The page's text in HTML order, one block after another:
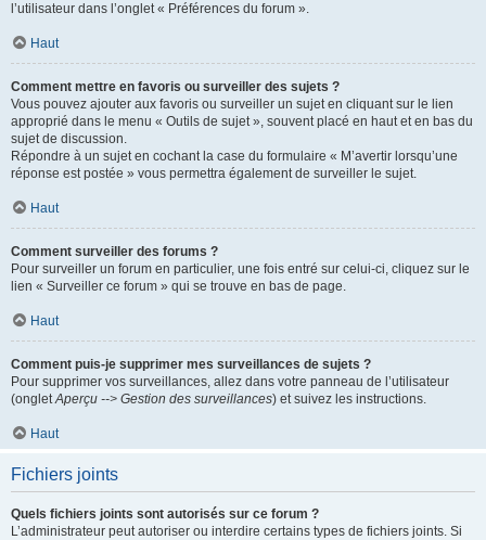
l’utilisateur dans l’onglet « Préférences du forum ».
Haut
Comment mettre en favoris ou surveiller des sujets ?
Vous pouvez ajouter aux favoris ou surveiller un sujet en cliquant sur le lien
approprié dans le menu « Outils de sujet », souvent placé en haut et en bas du
sujet de discussion.
Répondre à un sujet en cochant la case du formulaire « M’avertir lorsqu’une
réponse est postée » vous permettra également de surveiller le sujet.
Haut
Comment surveiller des forums ?
Pour surveiller un forum en particulier, une fois entré sur celui-ci, cliquez sur le
lien « Surveiller ce forum » qui se trouve en bas de page.
Haut
Comment puis-je supprimer mes surveillances de sujets ?
Pour supprimer vos surveillances, allez dans votre panneau de l’utilisateur
(ongletAperçu --> Gestion des surveillances) et suivez les instructions.
Haut
Fichiers joints
Quels fichiers joints sont autorisés sur ce forum ?
L’administrateur peut autoriser ou interdire certains types de fichiers joints. Si